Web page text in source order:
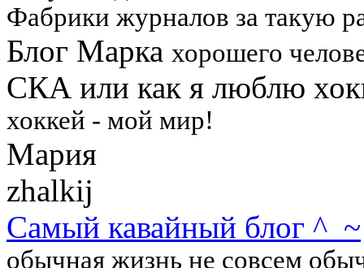
Фабрики журналов за такую
Блог Марка хорошего
СКА или как я люблю
хоккей - мой мир!
Мария
zhalkij
Самый кавайный блог ^_~
обычная жизнь не совсем